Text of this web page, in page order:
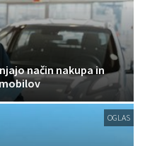
način nakupa in
OGLAS